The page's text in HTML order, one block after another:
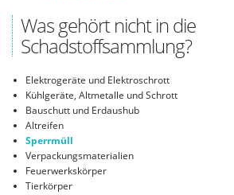
Was gehört nicht in die
Schadstoffsammlung?
Elektrogeräte und Elektroschrott
Kühlgeräte, Altmetalle und Schrott
Bauschutt und Erdaushub
Altreifen
Sperrmüll
Verpackungsmaterialien
Feuerwerkskörper
Tierkörper